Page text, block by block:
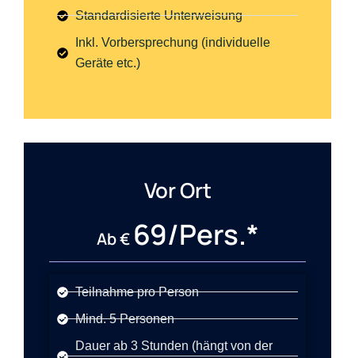
Standardisierte Unterweisung
Inkl. Vorbersprechung (individuelle
Geräte etc.)
Vor Ort
Ab € 69/Pers.*
Teilnahme pro Person​
Mind. 5 Personen
Dauer ab 3 Stunden (hängt von der